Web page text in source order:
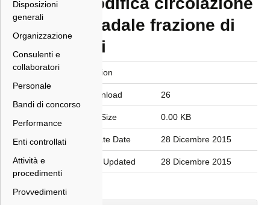
Disposizioni
generali
Organizzazione
Consulenti e
collaboratori
Personale
Bandi di concorso
Performance
Enti controllati
Attività e
procedimenti
Provvedimenti
stradale frazione di
tirli
Version
Download 26
File Size 0.00 KB
Create Date 28 Dicembre 2015
Last Updated 28 Dicembre 2015